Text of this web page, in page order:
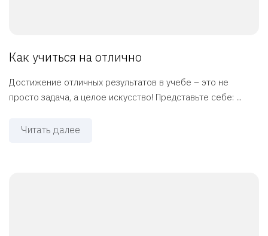
Как учиться на отлично
Достижение отличных результатов в учебе – это не
просто задача, а целое искусство! Представьте себе: ...
Читать далее